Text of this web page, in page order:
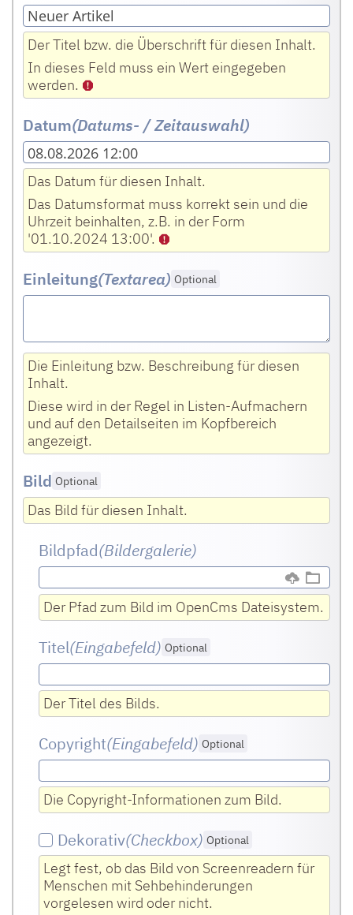
Der Titel bzw. die Überschrift für diesen Inhalt.
In dieses Feld muss ein Wert eingegeben
werden.
Datum(Datums- / Zeitauswahl)
08.08.2026 12:00
Das Datum für diesen Inhalt.
Das Datumsformat muss korrekt sein und die
Uhrzeit beinhalten, z.B. in der Form
'01.10.2024 13:00'.
Einleitung(Textarea) Optional
Die Einleitung bzw. Beschreibung für diesen
Inhalt.
Diese wird in der Regel in Listen-Aufmachern
und auf den Detailseiten im Kopfbereich
angezeigt.
Bild Optional
Das Bild für diesen Inhalt.
Bildpfad(Bildergalerie)
Der Pfad zum Bild im OpenCms Dateisystem.
Titel(Eingabefeld) Optional
Der Titel des Bilds.
Copyright(Eingabefeld) Optional
Die Copyright-Informationen zum Bild.
Dekorativ(Checkbox) Optional
Legt fest, ob das Bild von Screenreadern für
Menschen mit Sehbehinderungen
vorgelesen wird oder nicht.